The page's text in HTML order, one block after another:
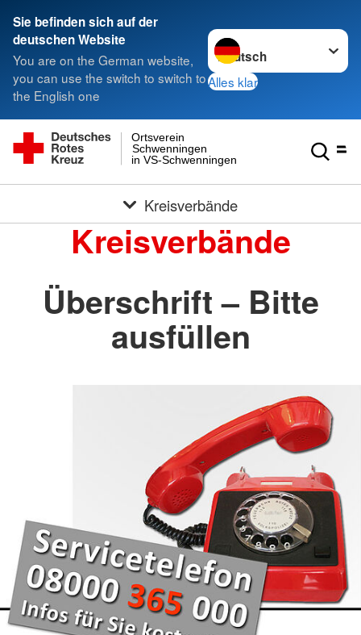
Sie befinden sich auf der
deutschen Website
You are on the German website,
you can use the switch to switch to
the English one
Sprache wechseln zu
Alles klar
in VS-Schwenningen
Schwenningen
Ortsverein
Kreisverbände
Kreisverbände
Überschrift – Bitte
ausfüllen